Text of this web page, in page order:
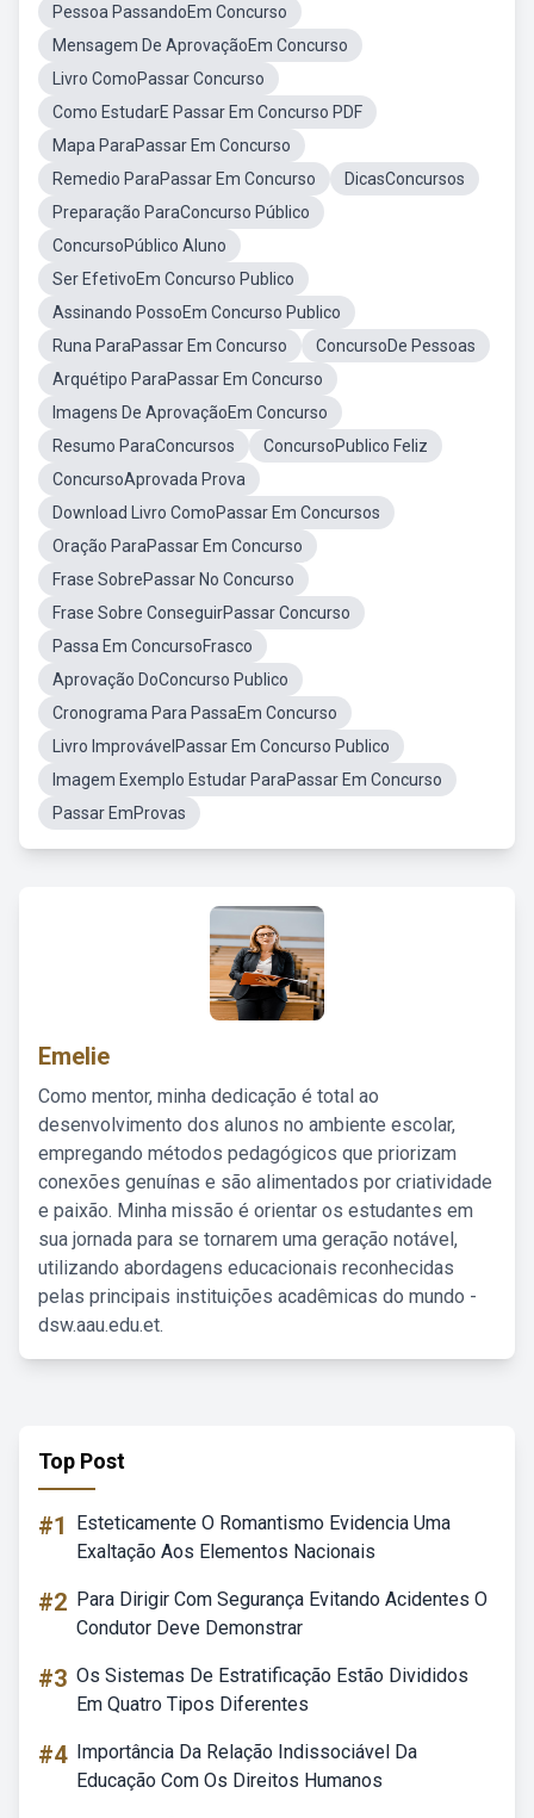
Pessoa PassandoEm Concurso
Mensagem De AprovaçãoEm Concurso
Livro ComoPassar Concurso
Como EstudarE Passar Em Concurso PDF
Mapa ParaPassar Em Concurso
Remedio ParaPassar Em Concurso
DicasConcursos
Preparação ParaConcurso Público
ConcursoPúblico Aluno
Ser EfetivoEm Concurso Publico
Assinando PossoEm Concurso Publico
Runa ParaPassar Em Concurso
ConcursoDe Pessoas
Arquétipo ParaPassar Em Concurso
Imagens De AprovaçãoEm Concurso
Resumo ParaConcursos
ConcursoPublico Feliz
ConcursoAprovada Prova
Download Livro ComoPassar Em Concursos
Oração ParaPassar Em Concurso
Frase SobrePassar No Concurso
Frase Sobre ConseguirPassar Concurso
Passa Em ConcursoFrasco
Aprovação DoConcurso Publico
Cronograma Para PassaEm Concurso
Livro ImprovávelPassar Em Concurso Publico
Imagem Exemplo Estudar ParaPassar Em Concurso
Passar EmProvas
Emelie
Como mentor, minha dedicação é total ao
desenvolvimento dos alunos no ambiente escolar,
empregando métodos pedagógicos que priorizam
conexões genuínas e são alimentados por criatividade
e paixão. Minha missão é orientar os estudantes em
sua jornada para se tornarem uma geração notável,
utilizando abordagens educacionais reconhecidas
pelas principais instituições acadêmicas do mundo -
dsw.aau.edu.et.
Top Post
#1
Esteticamente O Romantismo Evidencia Uma
Exaltação Aos Elementos Nacionais
#2 Para Dirigir Com Segurança Evitando Acidentes O
Condutor Deve Demonstrar
#3 Os Sistemas De Estratificação Estão Divididos
Em Quatro Tipos Diferentes
#4 Importância Da Relação Indissociável Da
Educação Com Os Direitos Humanos